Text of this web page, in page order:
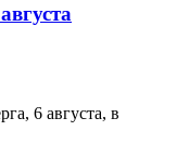
6 августа, в